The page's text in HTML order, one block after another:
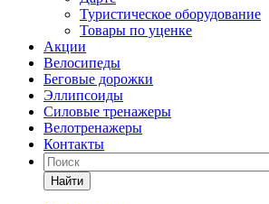
Туристическое оборудование
Товары по уценке
Акции
Велосипеды
Беговые дорожки
Эллипсоиды
Силовые тренажеры
Велотренажеры
Контакты
Найти